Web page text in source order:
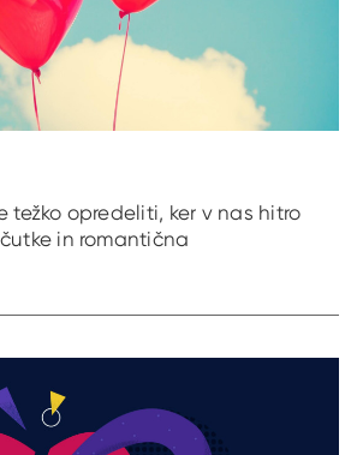
težko opredeliti, ker v nas hitro
in romantična